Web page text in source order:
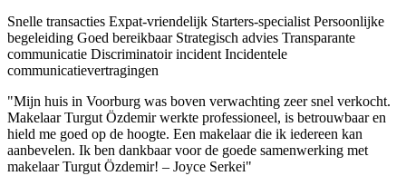
Snelle transacties Expat-vriendelijk Starters-specialistPersoonlijke
begeleiding Goed bereikbaarStrategisch advies Transparante
communicatie Discriminatoir incidentIncidentele
communicatievertragingen
"Mijn huis in Voorburg was boven verwachting zeer snel verkocht.
Makelaar Turgut Özdemir werkte professioneel, is betrouwbaar en
hield me goed op de hoogte. Een makelaar die ik iedereen kan
aanbevelen. Ik ben dankbaar voor de goede samenwerking met
makelaar Turgut Özdemir! – Joyce Serkei"